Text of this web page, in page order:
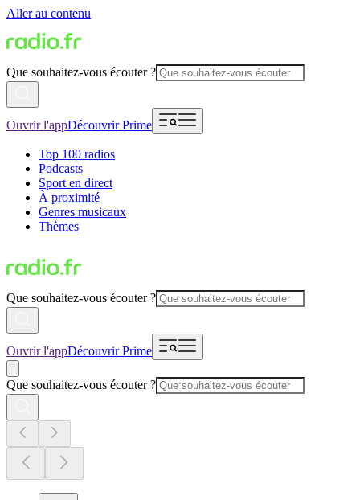
Aller au contenu
Que souhaitez-vous écouter ?
Ouvrir l'appDécouvrir Prime
Top 100 radios
Podcasts
Sport en direct
À proximité
Genres musicaux
Thèmes
Que souhaitez-vous écouter ?
Ouvrir l'appDécouvrir Prime
Que souhaitez-vous écouter ?